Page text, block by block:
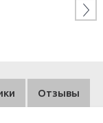
Отзывы